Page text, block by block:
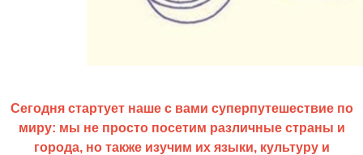
Сегодня стартует наше с вами суперпутешествие по
миру: мы не просто посетим различные страны и
города, но также изучим их языки, культуру и